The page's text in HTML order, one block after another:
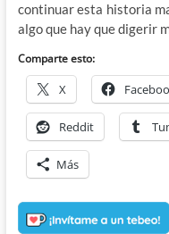
continuar esta historia
algo que hay que digerir
Comparte esto:
X
Reddit
Más